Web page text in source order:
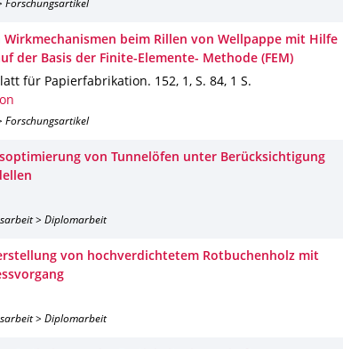
Forschungsartikel
beim Rillen von Wellpappe mit Hilfe
der Basis der Finite-Elemente- Methode (FEM)
für Papierfabrikation. 152, 1 , S. 84, 1 S.
Forschungsartikel
von Tunnelöfen unter Berücksichtigung
> Diplomarbeit
von hochverdichtetem Rotbuchenholz mit
> Diplomarbeit